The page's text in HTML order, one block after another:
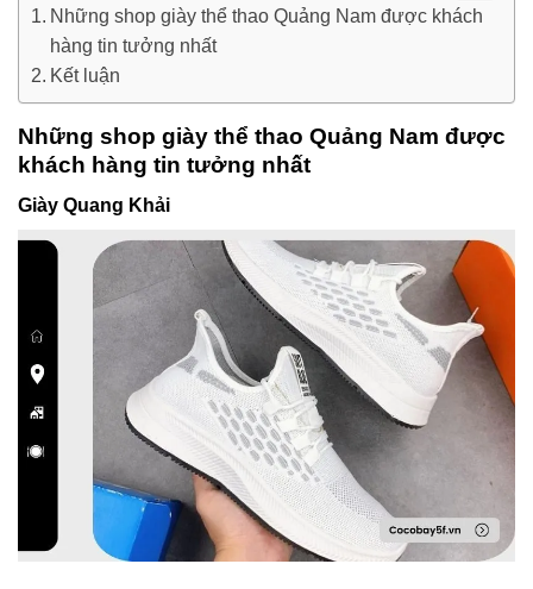
Những shop giày thể thao Quảng Nam được khách
hàng tin tưởng nhất
Kết luận
Những shop giày thể thao Quảng Nam được
khách hàng tin tưởng nhất
Giày Quang Khải